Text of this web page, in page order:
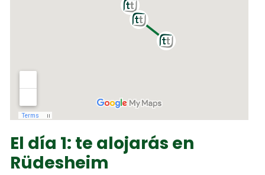
El día 1: te alojarás en
Rüdesheim